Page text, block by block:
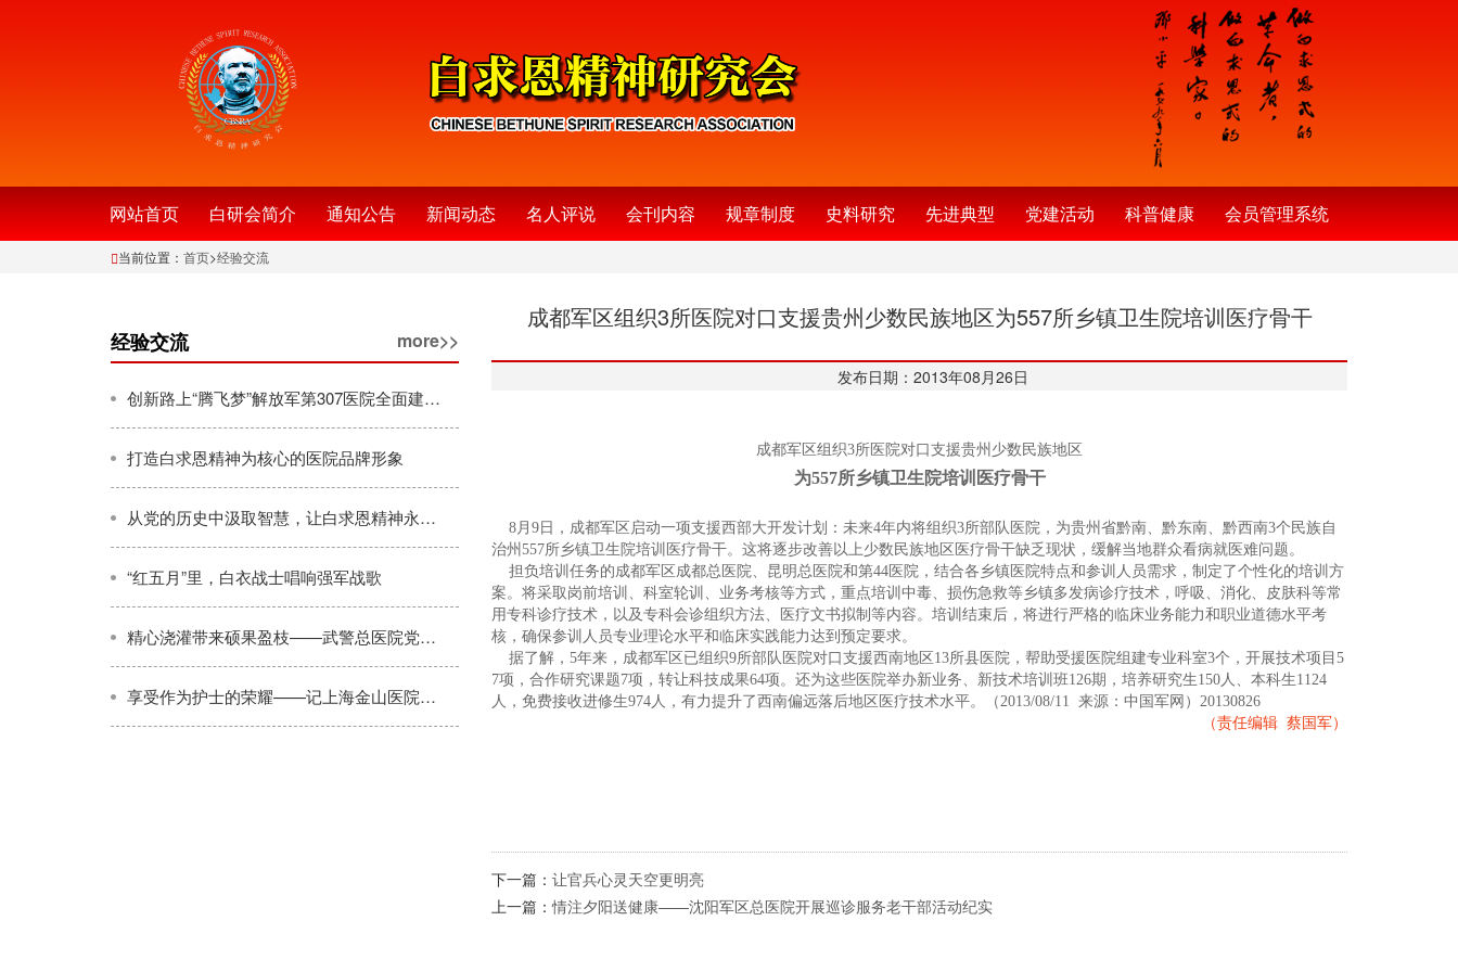
网站首页 白研会简介 通知公告 新闻动态 名人评说 会刊内容 规章制度 史料研究 先进典型 党建活动 科普健康 会员管理系统
当前位置： 首页>经验交流
经验交流 more>>
创新路上“腾飞梦”解放军第307医院全面建设续写辉煌巡礼
打造白求恩精神为核心的医院品牌形象
从党的历史中汲取智慧，让白求恩精神永放光芒
“红五月”里，白衣战士唱响强军战歌
精心浇灌带来硕果盈枝——武警总医院党委加强高层次科技人才培养纪实
享受作为护士的荣耀——记上海金山医院护士蔡蕴敏
成都军区组织3所医院对口支援贵州少数民族地区为557所乡镇卫生院培训医疗骨干
发布日期：2013年08月26日
成都军区组织3所医院对口支援贵州少数民族地区
为557所乡镇卫生院培训医疗骨干
8月9日，成都军区启动一项支援西部大开发计划：未来4年内将组织3所部队医院，为贵州省黔南、黔东南、黔西南3个民族自
治州557所乡镇卫生院培训医疗骨干。这将逐步改善以上少数民族地区医疗骨干缺乏现状，缓解当地群众看病就医难问题。
担负培训任务的成都军区成都总医院、昆明总医院和第44医院，结合各乡镇医院特点和参训人员需求，制定了个性化的培训方
案。将采取岗前培训、科室轮训、业务考核等方式，重点培训中毒、损伤急救等乡镇多发病诊疗技术，呼吸、消化、皮肤科等常
用专科诊疗技术，以及专科会诊组织方法、医疗文书拟制等内容。培训结束后，将进行严格的临床业务能力和职业道德水平考
核，确保参训人员专业理论水平和临床实践能力达到预定要求。
据了解，5年来，成都军区已组织9所部队医院对口支援西南地区13所县医院，帮助受援医院组建专业科室3个，开展技术项目5
7项，合作研究课题7项，转让科技成果64项。还为这些医院举办新业务、新技术培训班126期，培养研究生150人、本科生1124
人，免费接收进修生974人，有力提升了西南偏远落后地区医疗技术水平。（2013/08/11 来源：中国军网）20130826
（责任编辑 蔡国军）
下一篇： 让官兵心灵天空更明亮
上一篇：情注夕阳送健康——沈阳军区总医院开展巡诊服务老干部活动纪实